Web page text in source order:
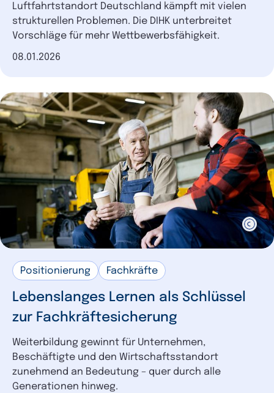
Luftfahrtstandort Deutschland kämpft mit vielen
strukturellen Problemen. Die DIHK unterbreitet
Vorschläge für mehr Wettbewerbsfähigkeit.
Datum der Veröffentlichung
08.01.2026
Positionierung Fachkräfte
Lebenslanges Lernen als Schlüssel
zur Fachkräftesicherung
Weiterbildung gewinnt für Unternehmen,
Beschäftigte und den Wirtschaftsstandort
zunehmend an Bedeutung – quer durch alle
Generationen hinweg.